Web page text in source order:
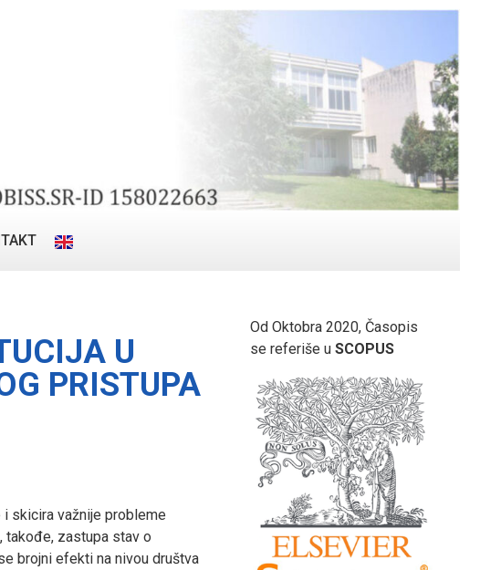
U
PRISTUPA
skicira važnije probleme
takođe, zastupa stav o
brojni efekti na nivou društva
Od Oktobra 2020, Časopis
se referiše u SCOPUS